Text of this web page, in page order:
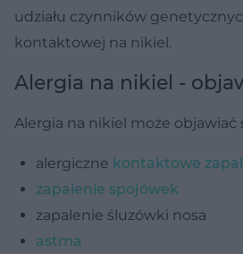
udziału czynników
kontaktowej na nikiel.
Alergia na nikiel -
Alergia na nikiel może objawiać
alergiczne kontaktowe
zapalenie spojówek
zapalenie śluzówki nosa
astma